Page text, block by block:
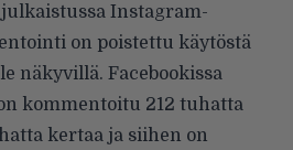
Instagram-
on poistettu käytöstä
näkyvillä. Facebookissa
kommentoitu 212 tuhatta
kertaa ja siihen on